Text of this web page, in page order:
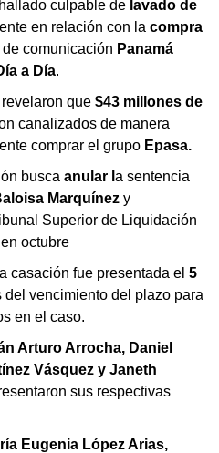
culpable de lavado de
en relación con la compra
comunicación Panamá
a Día.
que $43 millones de
canalizados de manera
comprar el grupo Epasa.
busca anular l a sentencia
Marquínez y
Superior de Liquidación
octubre
casación fue presentada el 5
del vencimiento del plazo para
en el caso.
Arturo Arrocha, Daniel
Vásquez y Janeth
sus respectivas
Eugenia López Arias,